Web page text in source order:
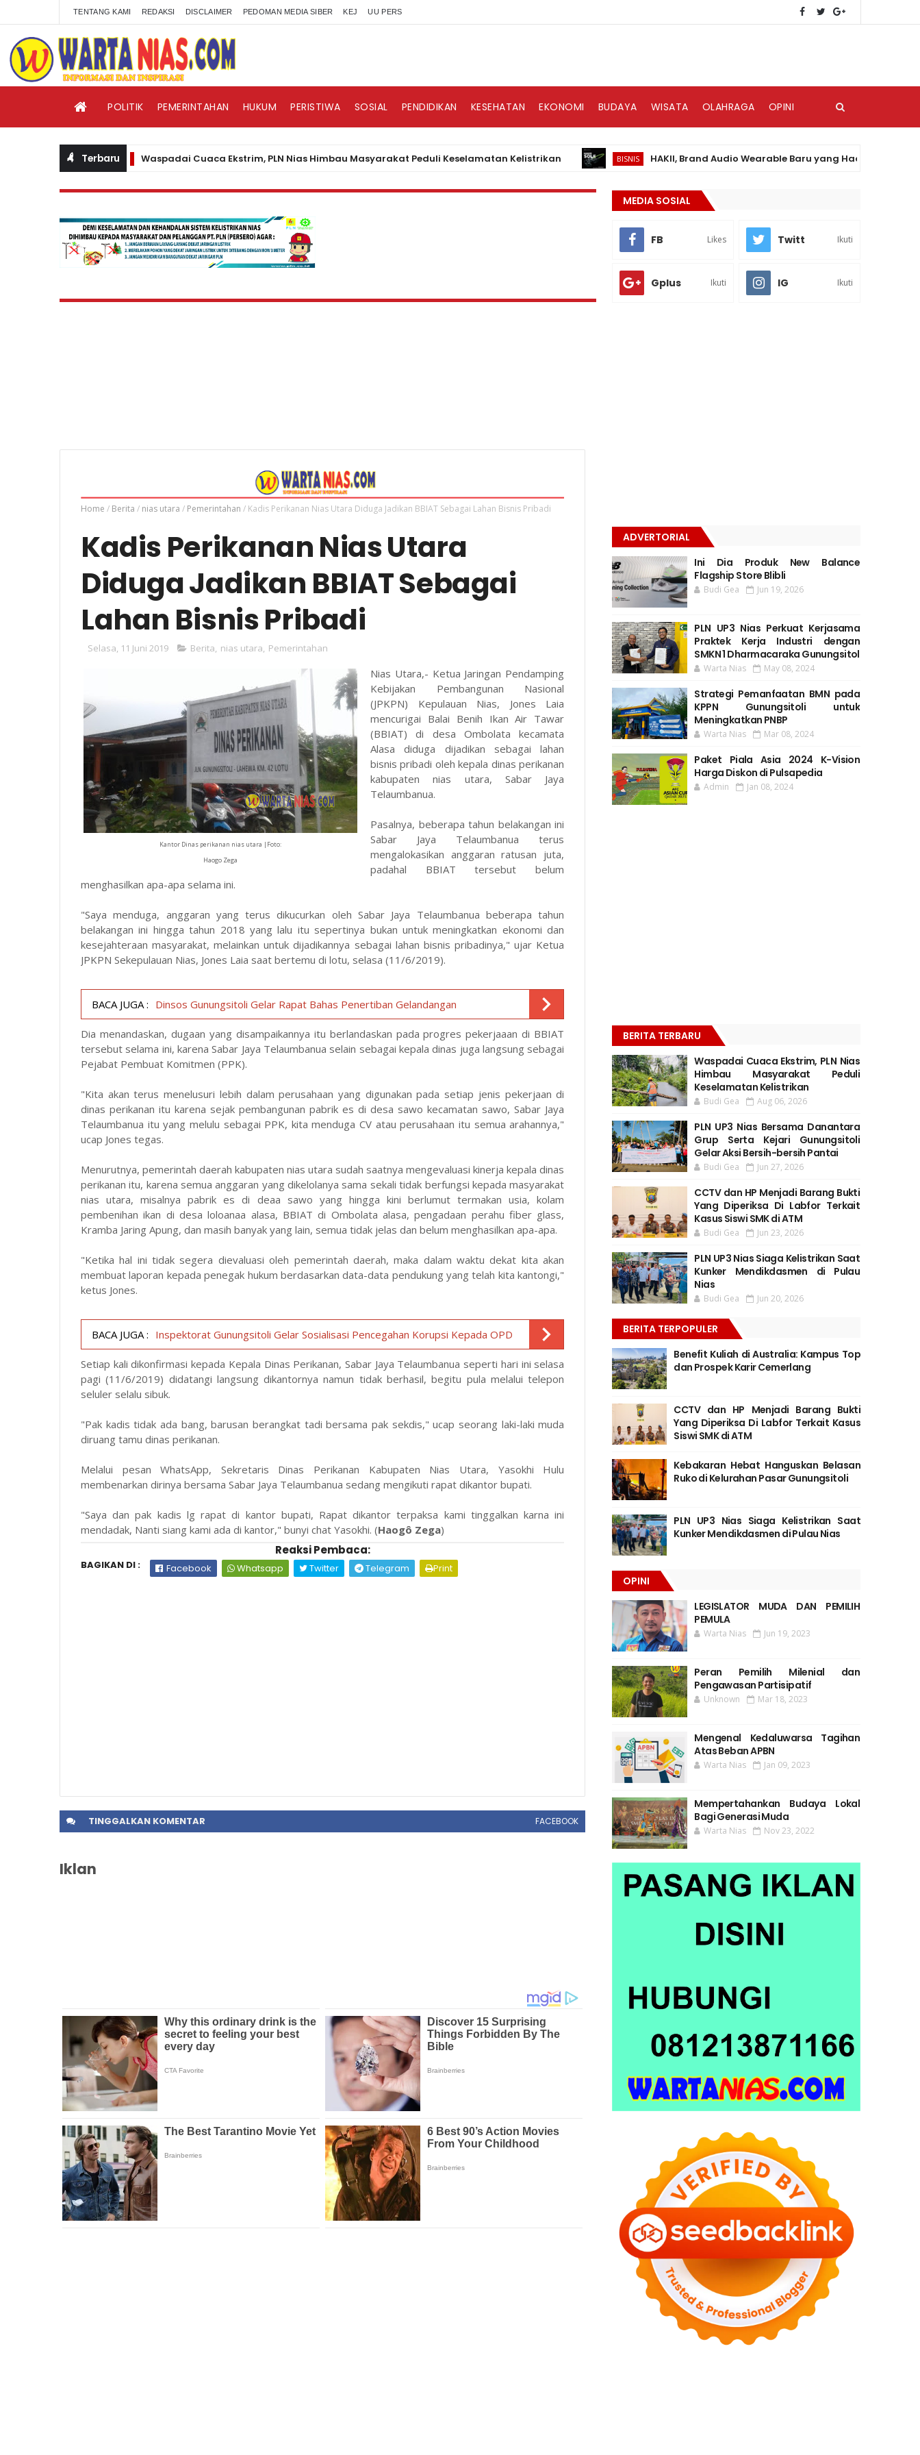
TENTANG KAMI REDAKSI DISCLAIMER PEDOMAN MEDIA SIBER KEJ UU PERS
POLITIK PEMERINTAHAN HUKUM PERISTIWA SOSIAL PENDIDIKAN KESEHATAN EKONOMI BUDAYA WISATA OLAHRAGA OPINI
Terbaru
BERITA Waspadai Cuaca Ekstrim, PLN Nias Himbau Masyarakat Peduli Keselamatan Kelistrikan BISNIS HAKII, Brand Audio Wearable Baru yang Hadir di Pasar
Home / Berita / nias utara / Pemerintahan / Kadis Perikanan Nias Utara Diduga Jadikan BBIAT Sebagai Lahan Bisnis Pribadi
Kadis Perikanan Nias Utara
Diduga Jadikan BBIAT Sebagai
Lahan Bisnis Pribadi
Selasa, 11 Juni 2019 Berita nias utara Pemerintahan
Kantor Dinas perikanan nias utara |Foto:
Haogo Zega
Nias Utara,- Ketua Jaringan Pendamping
Kebijakan Pembangunan Nasional
(JPKPN) Kepulauan Nias, Jones Laia
mencurigai Balai Benih Ikan Air Tawar
(BBIAT) di desa Ombolata kecamata
Alasa diduga dijadikan sebagai lahan
bisnis pribadi oleh kepala dinas perikanan
kabupaten nias utara, Sabar Jaya
Telaumbanua.
Pasalnya, beberapa tahun belakangan ini
Sabar Jaya Telaumbanua terus
mengalokasikan anggaran ratusan juta,
padahal BBIAT tersebut belum
menghasilkan apa-apa selama ini.
"Saya menduga, anggaran yang terus dikucurkan oleh Sabar Jaya Telaumbanua beberapa tahun
belakangan ini hingga tahun 2018 yang lalu itu sepertinya bukan untuk meningkatkan ekonomi dan
kesejahteraan masyarakat, melainkan untuk dijadikannya sebagai lahan bisnis pribadinya," ujar Ketua
JPKPN Sekepulauan Nias, Jones Laia saat bertemu di lotu, selasa (11/6/2019).
BACA JUGA : Dinsos Gunungsitoli Gelar Rapat Bahas Penertiban Gelandangan
Dia menandaskan, dugaan yang disampaikannya itu berlandaskan pada progres pekerjaaan di BBIAT
tersebut selama ini, karena Sabar Jaya Telaumbanua selain sebagai kepala dinas juga langsung sebagai
Pejabat Pembuat Komitmen (PPK).
"Kita akan terus menelusuri lebih dalam perusahaan yang digunakan pada setiap jenis pekerjaan di
dinas perikanan itu karena sejak pembangunan pabrik es di desa sawo kecamatan sawo, Sabar Jaya
Telaumbanua itu yang melulu sebagai PPK, kita menduga CV atau perusahaan itu semua arahannya,"
ucap Jones tegas.
Menurutnya, pemerintah daerah kabupaten nias utara sudah saatnya mengevaluasi kinerja kepala dinas
perikanan itu, karena semua anggaran yang dikelolanya sama sekali tidak berfungsi kepada masyarakat
nias utara, misalnya pabrik es di deaa sawo yang hingga kini berlumut termakan usia, kolam
pembenihan ikan di desa loloanaa alasa, BBIAT di Ombolata alasa, pengadaan perahu fiber glass,
Kramba Jaring Apung, dan masih banyak yang lain, semua tidak jelas dan belum menghasilkan apa-apa.
"Ketika hal ini tidak segera dievaluasi oleh pemerintah daerah, maka dalam waktu dekat kita akan
membuat laporan kepada penegak hukum berdasarkan data-data pendukung yang telah kita kantongi,"
ketus Jones.
BACA JUGA : Inspektorat Gunungsitoli Gelar Sosialisasi Pencegahan Korupsi Kepada OPD
Setiap kali dikonfirmasi kepada Kepala Dinas Perikanan, Sabar Jaya Telaumbanua seperti hari ini selasa
pagi (11/6/2019) didatangi langsung dikantornya namun tidak berhasil, begitu pula melalui telepon
seluler selalu sibuk.
"Pak kadis tidak ada bang, barusan berangkat tadi bersama pak sekdis," ucap seorang laki-laki muda
diruang tamu dinas perikanan.
Melalui pesan WhatsApp, Sekretaris Dinas Perikanan Kabupaten Nias Utara, Yasokhi Hulu
membenarkan dirinya bersama Sabar Jaya Telaumbanua sedang mengikuti rapat dikantor bupati.
"Saya dan pak kadis lg rapat di kantor bupati, Rapat dikantor terpaksa kami tinggalkan karna ini
mendadak, Nanti siang kami ada di kantor," bunyi chat Yasokhi. (Haogô Zega)
Reaksi Pembaca:
BAGIKAN DI : Facebook Whatsapp Twitter Telegram Print
TINGGALKAN KOMENTAR FACEBOOK
Iklan
MEDIA SOSIAL
FB Likes Twitt Ikuti
Gplus Ikuti IG Ikuti
ADVERTORIAL
Ini Dia Produk New Balance
Flagship Store Blibli
Budi Gea Jun 19, 2026
PLN UP3 Nias Perkuat Kerjasama
Praktek Kerja Industri dengan
SMKN 1 Dharmacaraka Gunungsitol
Warta Nias May 08, 2024
Strategi Pemanfaatan BMN pada
KPPN Gunungsitoli untuk
Meningkatkan PNBP
Warta Nias Mar 08, 2024
Paket Piala Asia 2024 K-Vision
Harga Diskon di Pulsapedia
Admin Jan 08, 2024
BERITA TERBARU
Waspadai Cuaca Ekstrim, PLN Nias
Himbau Masyarakat Peduli
Keselamatan Kelistrikan
Budi Gea Aug 06, 2026
PLN UP3 Nias Bersama Danantara
Grup Serta Kejari Gunungsitoli
Gelar Aksi Bersih-bersih Pantai
Budi Gea Jun 27, 2026
CCTV dan HP Menjadi Barang Bukti
Yang Diperiksa Di Labfor Terkait
Kasus Siswi SMK di ATM
Budi Gea Jun 23, 2026
PLN UP3 Nias Siaga Kelistrikan Saat
Kunker Mendikdasmen di Pulau
Nias
Budi Gea Jun 20, 2026
BERITA TERPOPULER
Benefit Kuliah di Australia: Kampus Top
dan Prospek Karir Cemerlang
CCTV dan HP Menjadi Barang Bukti
Yang Diperiksa Di Labfor Terkait Kasus
Siswi SMK di ATM
Kebakaran Hebat Hanguskan Belasan
Ruko di Kelurahan Pasar Gunungsitoli
PLN UP3 Nias Siaga Kelistrikan Saat
Kunker Mendikdasmen di Pulau Nias
OPINI
LEGISLATOR MUDA DAN PEMILIH
PEMULA
Warta Nias Jun 19, 2023
Peran Pemilih Milenial dan
Pengawasan Partisipatif
Unknown Mar 18, 2023
Mengenal Kedaluwarsa Tagihan
Atas Beban APBN
Warta Nias Jan 09, 2023
Mempertahankan Budaya Lokal
Bagi Generasi Muda
Warta Nias Nov 23, 2022